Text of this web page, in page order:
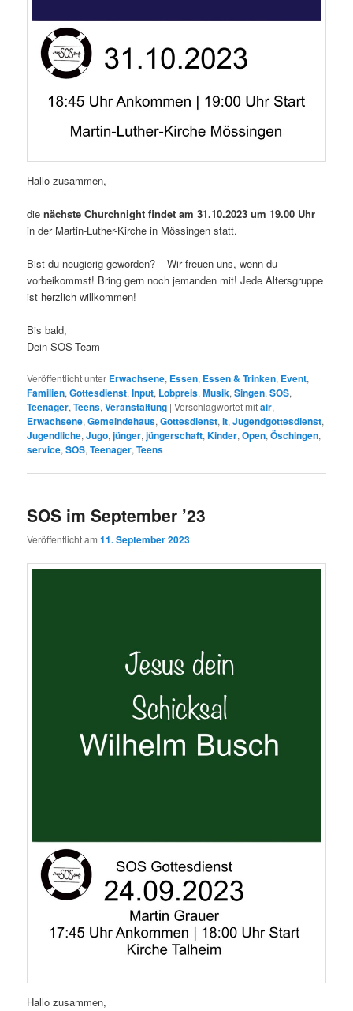
Hallo zusammen,
dienächste Churchnight findet am 31.10.2023 um 19.00 Uhr
in der Martin-Luther-Kirche in Mössingen statt.
Bist du neugierig geworden? – Wir freuen uns, wenn du
vorbeikommst! Bring gern noch jemanden mit! Jede Altersgruppe
ist herzlich willkommen!
Bis bald,
Dein SOS-Team
Veröffentlicht unter Erwachsene, Essen, Essen & Trinken, Event,
Familien,Gottesdienst,Input, Lobpreis,Musik,Singen,SOS,
Teenager,Teens,Veranstaltung |Verschlagwortet mitair,
Erwachsene,Gemeindehaus,Gottesdienst,it,Jugendgottesdienst,
Jugendliche,Jugo,jünger,jüngerschaft,Kinder,Open,Öschingen,
service,SOS,Teenager,Teens
SOS im September ’23
Veröffentlicht am11. September 2023
Hallo zusammen,